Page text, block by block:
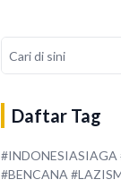
Daftar Tag
#BENCANA